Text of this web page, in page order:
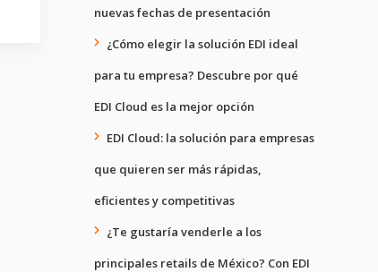
nuevas fechas de presentación
¿Cómo elegir la solución EDI ideal
para tu empresa? Descubre por qué
EDI Cloud es la mejor opción
EDI Cloud: la solución para empresas
que quieren ser más rápidas,
eficientes y competitivas
¿Te gustaría venderle a los
principales retails de México? Con EDI